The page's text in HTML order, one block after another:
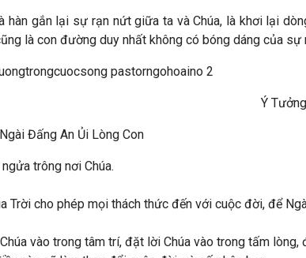
hàn gắn lại sự rạn nứt giữa ta và Chúa, là khơi lại
là con đường duy nhất không có bóng dáng của
Ý
Đấng An Ủi Lòng Con
trông nơi Chúa.
Trời cho phép mọi thách thức đến với cuộc đời, để
vào trong tâm trí, đặt lời Chúa vào trong tấm lòng,